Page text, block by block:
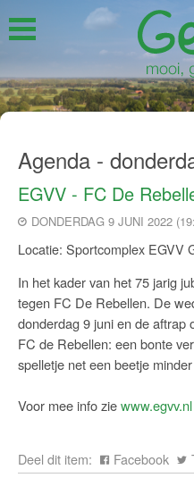
Agenda -
EGVV - FC De
DONDERDAG 9 JUNI 2022
Locatie: Sportcomplex EGVV
In het kader van het 75 jarig
tegen FC De Rebellen. De
donderdag 9 juni en de aftrap
FC de Rebellen: een bonte
spelletje net een beetje
Voor mee info ziewww.egvv.nl
Deel dit item: Facebook